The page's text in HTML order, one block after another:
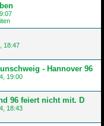
18:47
- Hannover 96
19:00
96 feiert nicht mit. D
18:43